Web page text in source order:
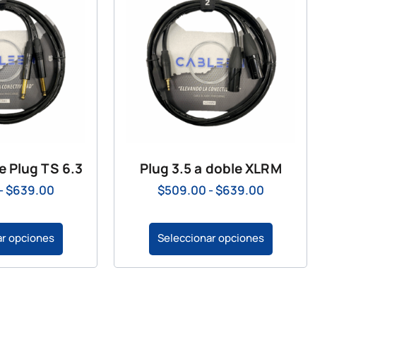
Plug TS 6.3
-$639.00
opciones
Plug 3.5 a doble XLRM
$509.00 -$639.00
Seleccionar opciones